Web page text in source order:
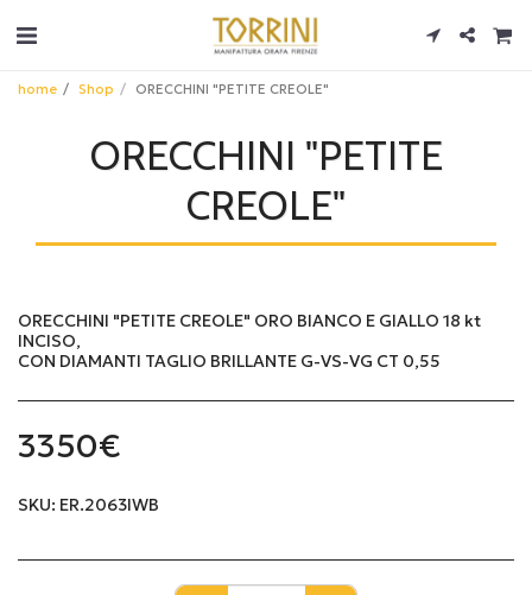
home Shop ORECCHINI "PETITE CREOLE"
ORECCHINI "PETITE
CREOLE"
ORECCHINI "PETITE CREOLE" ORO BIANCO E GIALLO 18 kt
INCISO,
CON DIAMANTI TAGLIO BRILLANTE G-VS-VG CT 0,55
3350€
SKU: ER.2063IWB